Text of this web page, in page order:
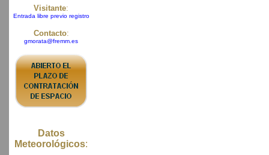
Visitante:
Entrada libre previo registro
Contacto:
gmorata@fremm.es
Datos
Meteorológicos: